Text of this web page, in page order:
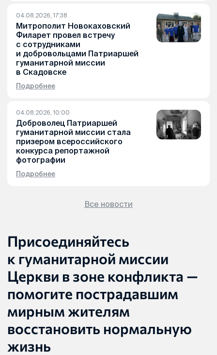
04.08.2026, 17:38
Митрополит Новокаховский
Филарет провел встречу
с сотрудниками
и добровольцами Патриаршей
гуманитарной миссии
в Скадовске
Подробнее
04.08.2026, 10:00
Доброволец Патриаршей
гуманитарной миссии стала
призером всероссийского
конкурса репортажной
фотографии
Подробнее
Все новости
Присоединяйтесь
к гуманитарной миссии
Церкви в зоне конфликта —
помогите пострадавшим
мирным жителям
восстановить нормальную
жизнь